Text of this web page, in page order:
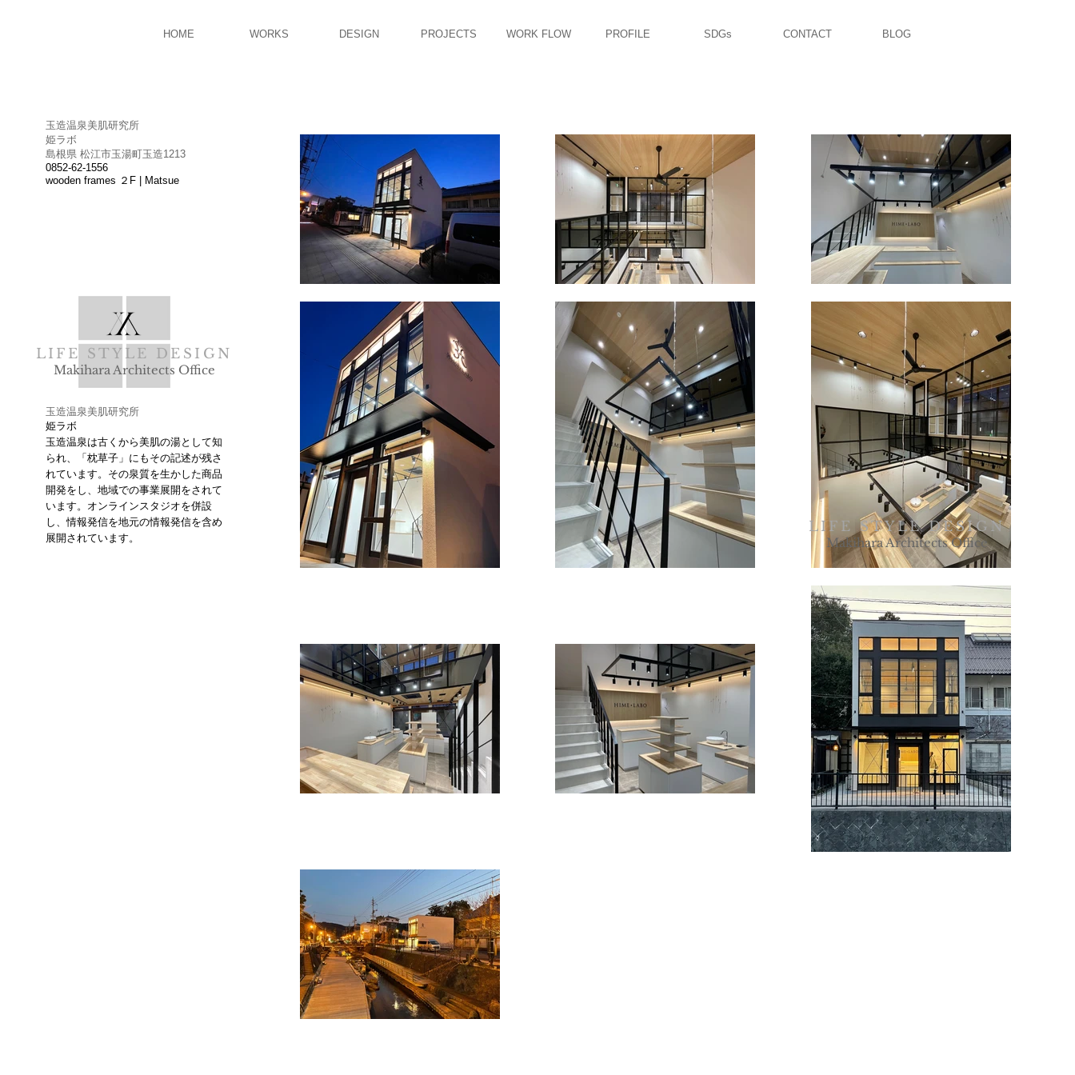
HOME WORKS DESIGN PROJECTS WORK FLOW PROFILE SDGs CONTACT BLOG
玉造温泉美肌研究所
姫ラボ
島根県 松江市玉湯町玉造1213
0852-62-1556
wooden frames ２F | Matsue
LIFE STYLE DESIGN
Makihara Architects Office
玉造温泉美肌研究所
姫ラボ
玉造温泉は古くから美肌の湯として知
られ、「枕草子」にもその記述が残さ
れています。その泉質を生かした商品
開発をし、地域での事業展開をされて
います。オンラインスタジオを併設
し、​情報発信を地元の情報発信を含め
展開されています。
LIFE STYLE DESIGN
Makihara Architects Office